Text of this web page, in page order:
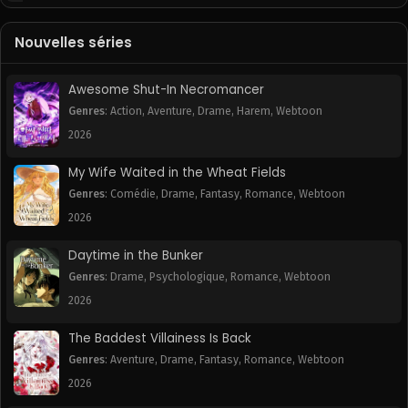
June 8, 2025 June 8, 2025
Chapitre 176
June 8, 2025 June 8, 2025
Chapitre 174
June 8, 2025
Chapitre 173
Chapitre 172
June 8, 2025
Chapitre 171
Chapitre 170
Chapitre 168
June 8, 2025
Chapitre 167
Chapitre 166
June 8, 2025
Chapitre 165
June 8, 2025
Chapitre 164
Nouvelles séries
Awesome Shut-In Necromancer
Genres: Action, Aventure, Drame, Harem, Webtoon
2026
My Wife Waited in the Wheat Fields
Genres: Comédie, Drame, Fantasy, Romance, Webtoon
2026
Daytime in the Bunker
Genres: Drame, Psychologique, Romance, Webtoon
2026
The Baddest Villainess Is Back
Genres: Aventure, Drame, Fantasy, Romance, Webtoon
2026